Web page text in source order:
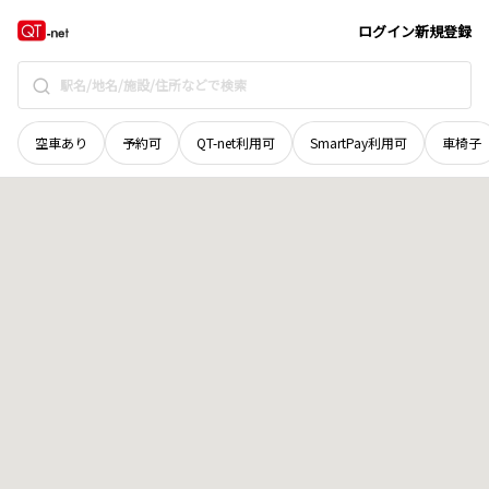
ログイン新規登録
空車あり 予約可 QT-net利用可 SmartPay利用可 車椅子
愛媛県